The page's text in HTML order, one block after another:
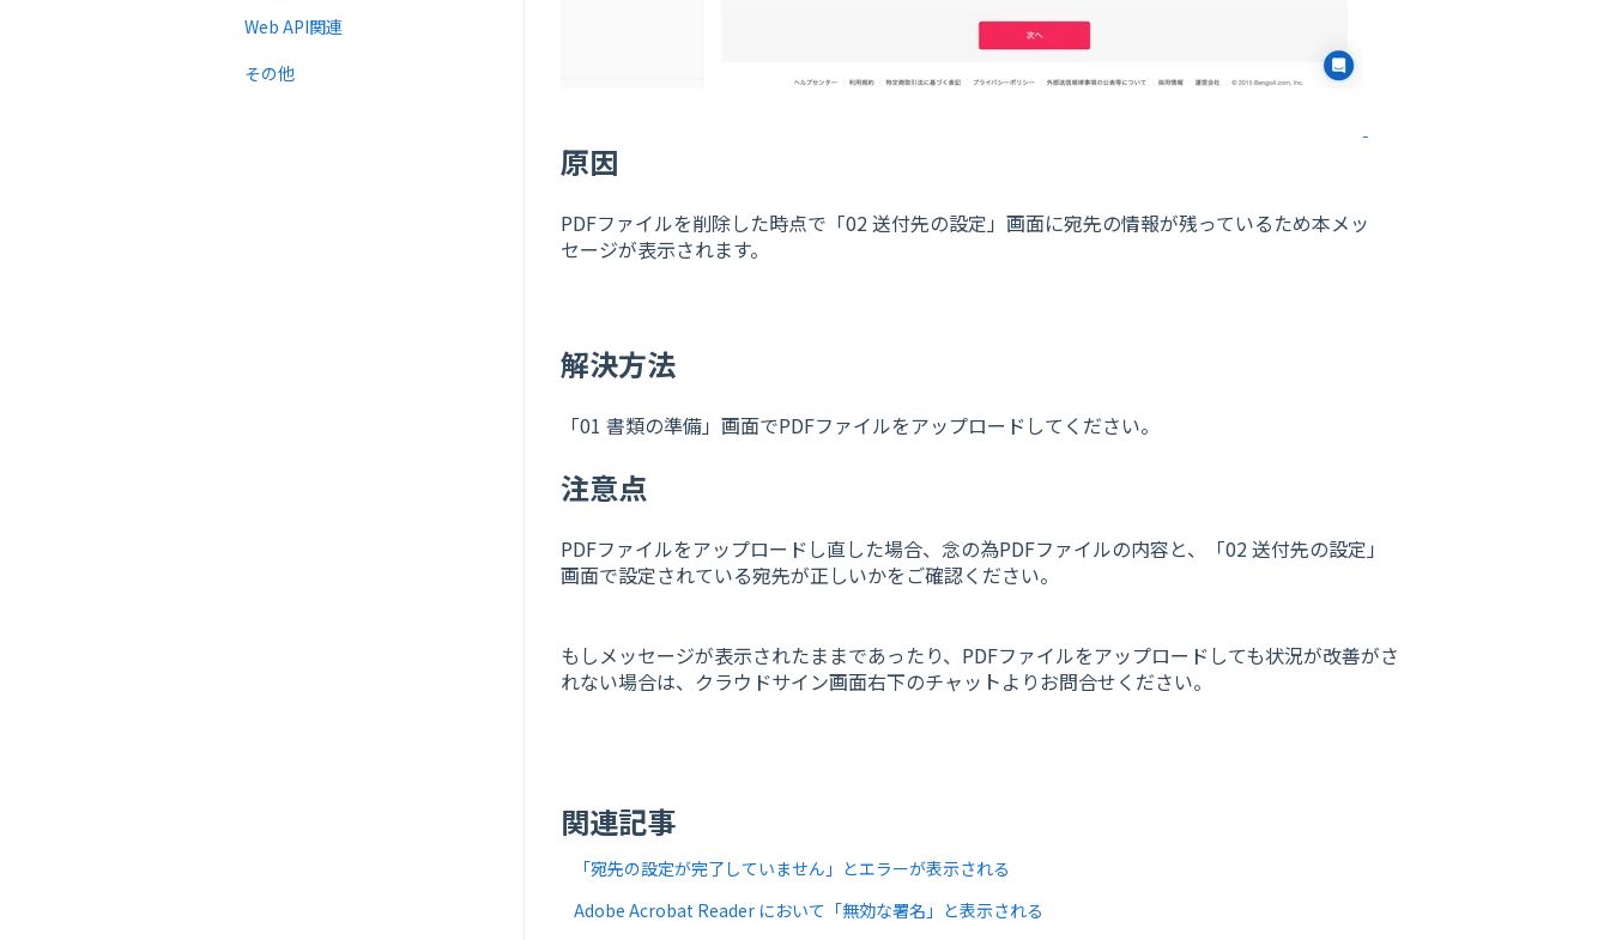
原因
PDFファイルを削除した時点で「02 送付先の設定」画面に宛先の情報が残っているため本メッ
セージが表示されます。
解決方法
「01 書類の準備」画面でPDFファイルをアップロードしてください。
注意点
PDFファイルをアップロードし直した場合、念の為PDFファイルの内容と、「02 送付先の設定」
画面で設定されている宛先が正しいかをご確認ください。
もしメッセージが表示されたままであったり、PDFファイルをアップロードしても状況が改善がさ
れない場合は、クラウドサイン画面右下のチャットよりお問合せください。
関連記事
「宛先の設定が完了していません」とエラーが表示される
Adobe Acrobat Reader において「無効な署名」と表示される
Web API関連
その他